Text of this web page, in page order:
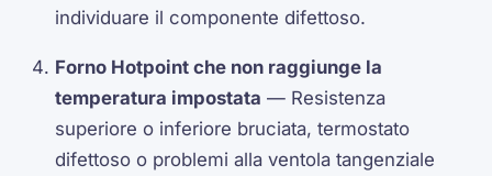
individuare il componente difettoso.
Forno Hotpoint che non raggiunge la
temperatura impostata — Resistenza
superiore o inferiore bruciata, termostato
difettoso o problemi alla ventola tangenziale